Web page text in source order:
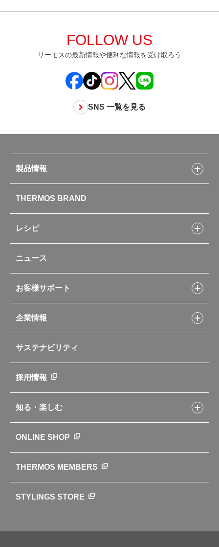
FOLLOW US
サーモスの最新情報や便利な情報を受け取ろう
SNS 一覧を見る
製品情報
水筒
お弁当
キッチン用品
ポット・アイスペール
コーヒーメーカー
ソフトクーラー・バッグ
自転車専用ボトル
アパレル小物
新製品一覧
カタログ
THERMOS BRAND
レシピ
フライパンレシピ
シャトルシェフレシピ
スープジャーレシピ
イージースモーカーレシピ
レシピ本のご紹介
ニュース
お客様サポート
交換用部品の購入方法
部品の種類や販売状況を調べる
よくあるご質問・お問い合わせ
企業情報
企業理念
会社概要
ニュース
世界のサーモス
サーモスの歴史
サステナビリティ
採用情報
知る・楽しむ
クラブサーモス
WEBマガジン
お弁当にエールを込めて
ONLINE SHOP
THERMOS MEMBERS
STYLINGS STORE